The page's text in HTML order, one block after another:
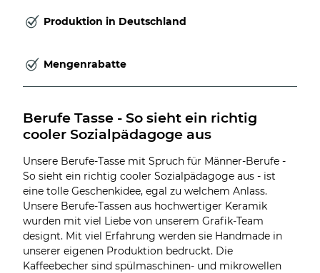
Produktion in Deutschland
Mengenrabatte
Berufe Tasse - So sieht ein richtig
cooler Sozialpädagoge aus
Unsere Berufe-Tasse mit Spruch für Männer-Berufe -
So sieht ein richtig cooler Sozialpädagoge aus - ist
eine tolle Geschenkidee, egal zu welchem Anlass.
Unsere Berufe-Tassen aus hochwertiger Keramik
wurden mit viel Liebe von unserem Grafik-Team
designt. Mit viel Erfahrung werden sie Handmade in
unserer eigenen Produktion bedruckt. Die
Kaffeebecher sind spülmaschinen- und mikrowellen